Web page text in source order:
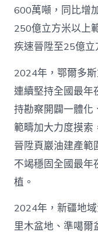
600萬噸，同比增
250億立方米以上
疾速晉陞至25億立
2024年，鄂爾多
連續堅持全國最年
持勘察開闢一體化
範疇加大力度摸索
晉陞頁巖油建產範
不竭穩固全國最年
植。
2024年，新疆地
里木盆地、準噶爾